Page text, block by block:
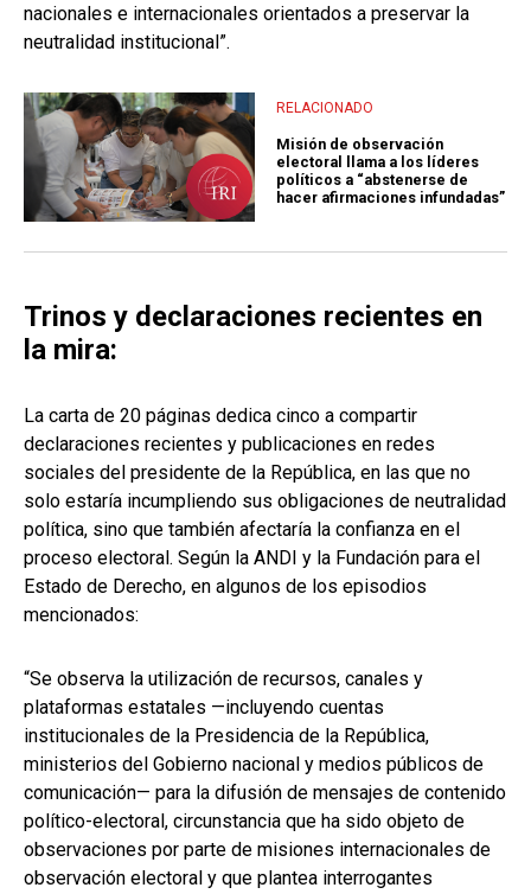
nacionales e internacionales orientados a preservar la
neutralidad institucional”.
RELACIONADO
Misión de observación
electoral llama a los líderes
políticos a “abstenerse de
hacer afirmaciones infundadas”
Trinos y declaraciones recientes en
la mira:
La carta de 20 páginas dedica cinco a compartir
declaraciones recientes y publicaciones en redes
sociales del presidente de la República, en las que no
solo estaría incumpliendo sus obligaciones de neutralidad
política, sino que también afectaría la confianza en el
proceso electoral. Según la ANDI y la Fundación para el
Estado de Derecho, en algunos de los episodios
mencionados:
“Se observa la utilización de recursos, canales y
plataformas estatales —incluyendo cuentas
institucionales de la Presidencia de la República,
ministerios del Gobierno nacional y medios públicos de
comunicación— para la difusión de mensajes de contenido
político-electoral, circunstancia que ha sido objeto de
observaciones por parte de misiones internacionales de
observación electoral y que plantea interrogantes